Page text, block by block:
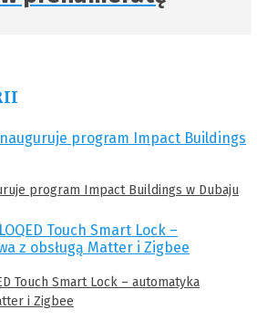
program Impact Buildings w Dubaju
Touch Smart Lock – automatyka
i Zigbee